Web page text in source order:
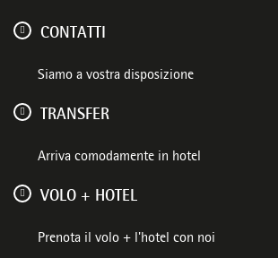
CONTATTI
Siamo a vostra disposizione
TRANSFER
Arriva comodamente in hotel
VOLO + HOTEL
Prenota il volo + l'hotel con noi